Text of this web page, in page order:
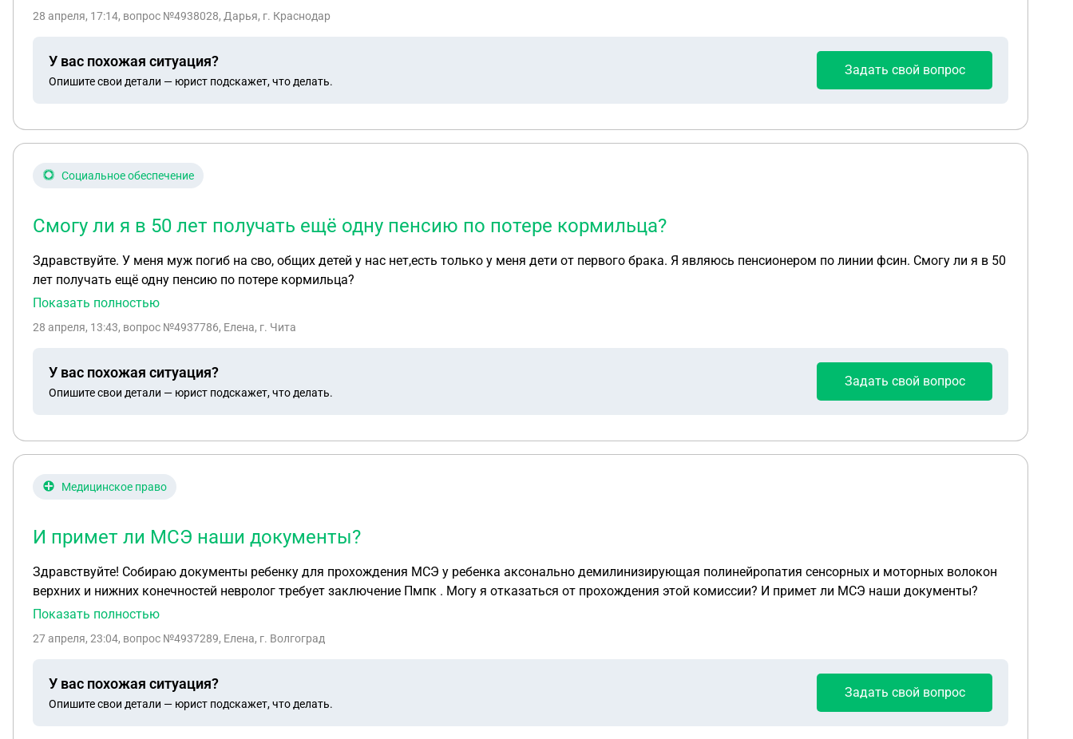
28 апреля, 17:14, вопрос №4938028, Дарья, г. Краснодар
У вас похожая ситуация?
Опишите свои детали — юрист подскажет, что делать.
Задать свой вопрос
Социальное обеспечение
Смогу ли я в 50 лет получать ещё одну пенсию по потере кормильца?
Здравствуйте. У меня муж погиб на сво, общих детей у нас нет,есть только у меня дети от первого брака. Я являюсь пенсионером по линии фсин. Смогу ли я в 50
лет получать ещё одну пенсию по потере кормильца?
Показать полностью
28 апреля, 13:43, вопрос №4937786, Елена, г. Чита
У вас похожая ситуация?
Опишите свои детали — юрист подскажет, что делать.
Задать свой вопрос
Медицинское право
И примет ли МСЭ наши документы?
Здравствуйте! Собираю документы ребенку для прохождения МСЭ у ребенка аксонально демилинизирующая полинейропатия сенсорных и моторных волокон
верхних и нижних конечностей невролог требует заключение Пмпк . Могу я отказаться от прохождения этой комиссии? И примет ли МСЭ наши документы?
Показать полностью
27 апреля, 23:04, вопрос №4937289, Елена, г. Волгоград
У вас похожая ситуация?
Опишите свои детали — юрист подскажет, что делать.
Задать свой вопрос